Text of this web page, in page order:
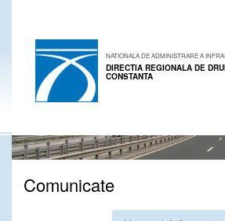
NATIONALA DE ADMINISTRARE A
DIRECTIA REGIONALA DE
CONSTANTA
Comunicate